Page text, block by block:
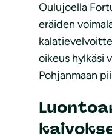
Oulujoella
eräiden
oikeus hylkäsi
Pohjanmaan